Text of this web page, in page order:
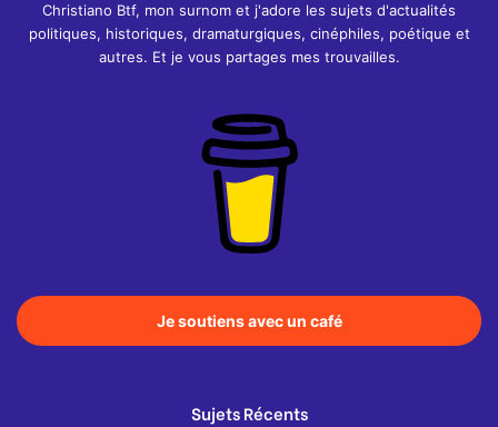
Christiano Btf, mon surnom et j'adore les sujets d'actualités
politiques, historiques, dramaturgiques, cinéphiles, poétique et
autres. Et je vous partages mes trouvailles.
Je soutiens avec un café
Sujets Récents